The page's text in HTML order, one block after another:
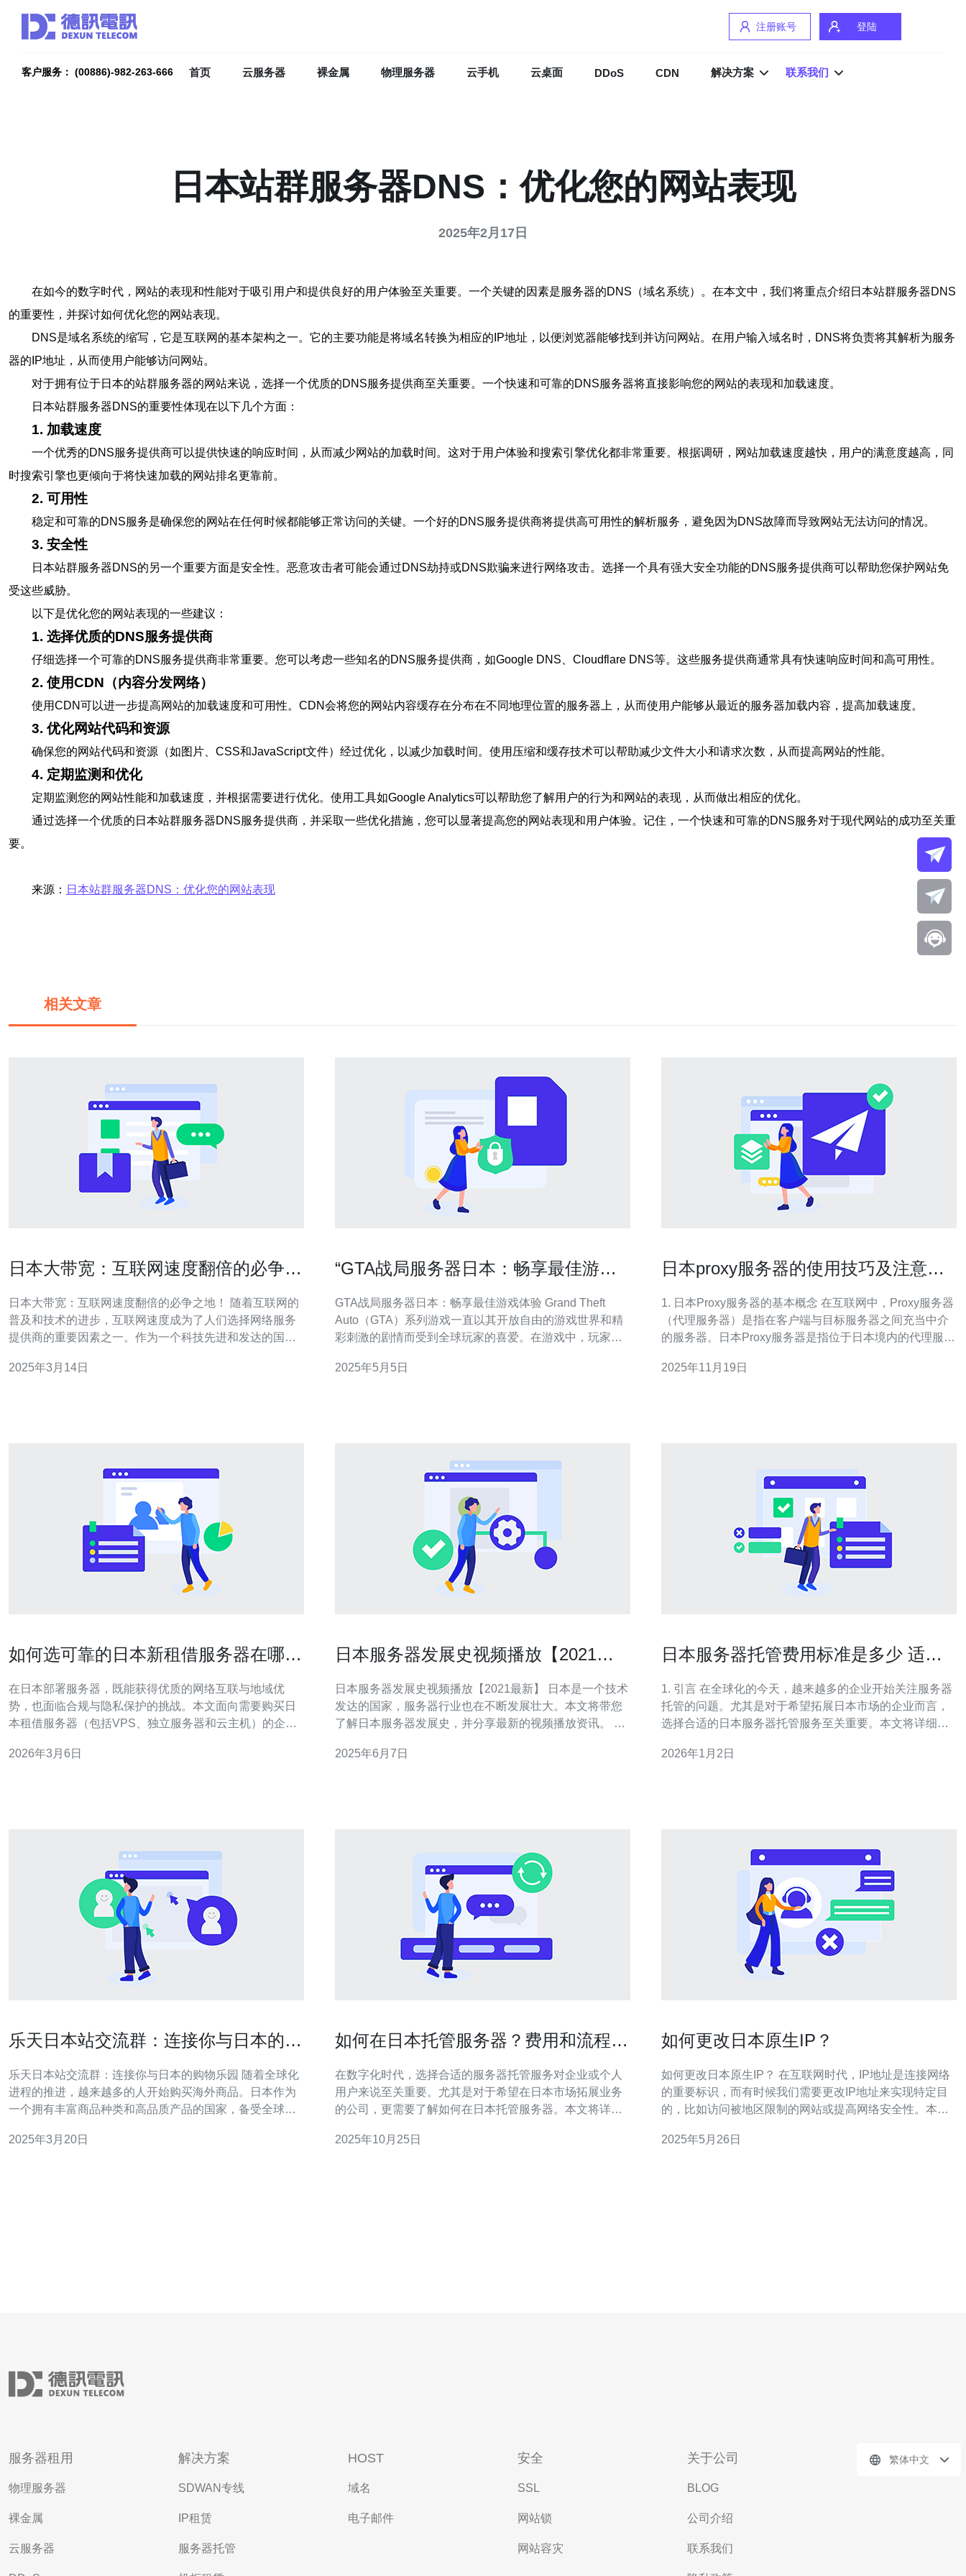
注册账号 登陆
客户服务： (00886)-982-263-666 首页 云服务器 裸金属 物理服务器 云手机 云桌面 DDoS CDN 解决方案 联系我们
日本站群服务器DNS：优化您的网站表现
2025年2月17日
在如今的数字时代，网站的表现和性能对于吸引用户和提供良好的用户体验至关重要。一个关键的因素是服务器的DNS（域名系统）。在本文中，我们将重点介绍日本站群服务器DNS
的重要性，并探讨如何优化您的网站表现。
DNS是域名系统的缩写，它是互联网的基本架构之一。它的主要功能是将域名转换为相应的IP地址，以便浏览器能够找到并访问网站。在用户输入域名时，DNS将负责将其解析为服务
器的IP地址，从而使用户能够访问网站。
对于拥有位于日本的站群服务器的网站来说，选择一个优质的DNS服务提供商至关重要。一个快速和可靠的DNS服务器将直接影响您的网站的表现和加载速度。
日本站群服务器DNS的重要性体现在以下几个方面：
1. 加载速度
一个优秀的DNS服务提供商可以提供快速的响应时间，从而减少网站的加载时间。这对于用户体验和搜索引擎优化都非常重要。根据调研，网站加载速度越快，用户的满意度越高，同
时搜索引擎也更倾向于将快速加载的网站排名更靠前。
2. 可用性
稳定和可靠的DNS服务是确保您的网站在任何时候都能够正常访问的关键。一个好的DNS服务提供商将提供高可用性的解析服务，避免因为DNS故障而导致网站无法访问的情况。
3. 安全性
日本站群服务器DNS的另一个重要方面是安全性。恶意攻击者可能会通过DNS劫持或DNS欺骗来进行网络攻击。选择一个具有强大安全功能的DNS服务提供商可以帮助您保护网站免
受这些威胁。
以下是优化您的网站表现的一些建议：
1. 选择优质的DNS服务提供商
仔细选择一个可靠的DNS服务提供商非常重要。您可以考虑一些知名的DNS服务提供商，如Google DNS、Cloudflare DNS等。这些服务提供商通常具有快速响应时间和高可用性。
2. 使用CDN（内容分发网络）
使用CDN可以进一步提高网站的加载速度和可用性。CDN会将您的网站内容缓存在分布在不同地理位置的服务器上，从而使用户能够从最近的服务器加载内容，提高加载速度。
3. 优化网站代码和资源
确保您的网站代码和资源（如图片、CSS和JavaScript文件）经过优化，以减少加载时间。使用压缩和缓存技术可以帮助减少文件大小和请求次数，从而提高网站的性能。
4. 定期监测和优化
定期监测您的网站性能和加载速度，并根据需要进行优化。使用工具如Google Analytics可以帮助您了解用户的行为和网站的表现，从而做出相应的优化。
通过选择一个优质的日本站群服务器DNS服务提供商，并采取一些优化措施，您可以显著提高您的网站表现和用户体验。记住，一个快速和可靠的DNS服务对于现代网站的成功至关重
要。
来源： 日本站群服务器DNS：优化您的网站表现
相关文章
日本大带宽：互联网速度翻倍的必争之
日本大带宽：互联网速度翻倍的必争之地！ 随着互联网的
普及和技术的进步，互联网速度成为了人们选择网络服务
提供商的重要因素之一。作为一个科技先进和发达的国
将介绍日本大带宽的现状以及其在全球互联网市场中的重
2025年3月14日
“GTA战局服务器日本：畅享最佳游戏
GTA战局服务器日本：畅享最佳游戏体验 Grand Theft
Auto（GTA）系列游戏一直以其开放自由的游戏世界和精
彩刺激的剧情而受到全球玩家的喜爱。在游戏中，玩家可
趣。而在日本，有一家专为GTA玩家提供优质游戏体验的
2025年5月5日
日本proxy服务器的使用技巧及注意事
1. 日本Proxy服务器的基本概念 在互联网中，Proxy服务器
（代理服务器）是指在客户端与目标服务器之间充当中介
的服务器。日本Proxy服务器是指位于日本境内的代理服务
性。 Proxy服务器的主要功能包括： 1. 隐藏用户真实IP地
2025年11月19日
如何选可靠的日本新租借服务器在哪买
在日本部署服务器，既能获得优质的网络互联与地域优
势，也面临合规与隐私保护的挑战。本文面向需要购买日
本租借服务器（包括VPS、独立服务器和云主机）的企业
护的完整参考。 首先明确你要的是哪类产品：轻量级应用
2026年3月6日
日本服务器发展史视频播放【2021最
日本服务器发展史视频播放【2021最新】 日本是一个技术
发达的国家，服务器行业也在不断发展壮大。本文将带您
了解日本服务器发展史，并分享最新的视频播放资讯。 日
务器的需求也逐渐增加。早期的服务器主要用于存储数据
2025年6月7日
日本服务器托管费用标准是多少 适合
1. 引言 在全球化的今天，越来越多的企业开始关注服务器
托管的问题。尤其是对于希望拓展日本市场的企业而言，
选择合适的日本服务器托管服务至关重要。本文将详细探
供建议。 2. 日本服务器托管的类
2026年1月2日
乐天日本站交流群：连接你与日本的购
乐天日本站交流群：连接你与日本的购物乐园 随着全球化
进程的推进，越来越多的人开始购买海外商品。日本作为
一个拥有丰富商品种类和高品质产品的国家，备受全球消
的交流和购物体验并不是一件容易的事情。幸运的是，乐
2025年3月20日
如何在日本托管服务器？费用和流程全
在数字化时代，选择合适的服务器托管服务对企业或个人
用户来说至关重要。尤其是对于希望在日本市场拓展业务
的公司，更需要了解如何在日本托管服务器。本文将详细
提供商，帮助您顺利搭建网站。 首先，我们来了解一下什
2025年10月25日
如何更改日本原生IP？
如何更改日本原生IP？ 在互联网时代，IP地址是连接网络
的重要标识，而有时候我们需要更改IP地址来实现特定目
的，比如访问被地区限制的网站或提高网络安全性。本文
Network）是一种通过加密和隧道技术来为用户提供安全、
2025年5月26日
服务器租用
物理服务器
裸金属
云服务器
解决方案
SDWAN专线
IP租赁
服务器托管
HOST
域名
电子邮件
安全
SSL
网站锁
网站容灾
关于公司
BLOG
公司介绍
联系我们
繁体中文